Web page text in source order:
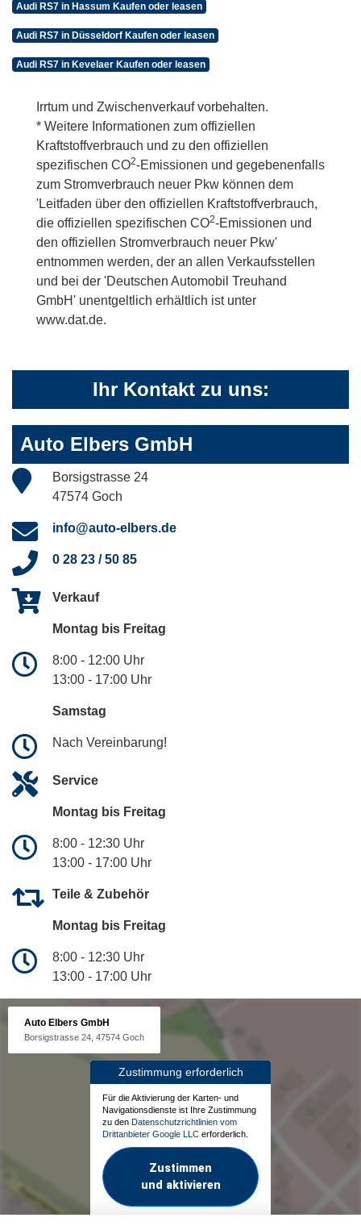
Audi RS7 in Hassum Kaufen oder leasen
Audi RS7 in Düsseldorf Kaufen oder leasen
Audi RS7 in Kevelaer Kaufen oder leasen
Irrtum und Zwischenverkauf vorbehalten.
* Weitere Informationen zum offiziellen
Kraftstoffverbrauch und zu den offiziellen
spezifischen CO2-Emissionen und gegebenenfalls
zum Stromverbrauch neuer Pkw können dem
'Leitfaden über den offiziellen Kraftstoffverbrauch,
die offiziellen spezifischen CO2-Emissionen und
den offiziellen Stromverbrauch neuer Pkw'
entnommen werden, der an allen Verkaufsstellen
und bei der 'Deutschen Automobil Treuhand
GmbH' unentgeltlich erhältlich ist unter
www.dat.de.
Ihr Kontakt zu uns:
Auto Elbers GmbH
Borsigstrasse 24
47574 Goch
info@auto-elbers.de
0 28 23 / 50 85
Verkauf
Montag bis Freitag
8:00 - 12:00 Uhr
13:00 - 17:00 Uhr
Samstag
Nach Vereinbarung!
Service
Montag bis Freitag
8:00 - 12:30 Uhr
13:00 - 17:00 Uhr
Teile & Zubehör
Montag bis Freitag
8:00 - 12:30 Uhr
13:00 - 17:00 Uhr
Auto Elbers GmbH
Borsigstrasse 24, 47574 Goch
Zustimmung erforderlich
Für die Aktivierung der Karten- und
Navigationsdienste ist Ihre Zustimmung
zu den Datenschutzrichtlinien vom
Drittanbieter Google LLC erforderlich.
Zustimmen
und aktivieren